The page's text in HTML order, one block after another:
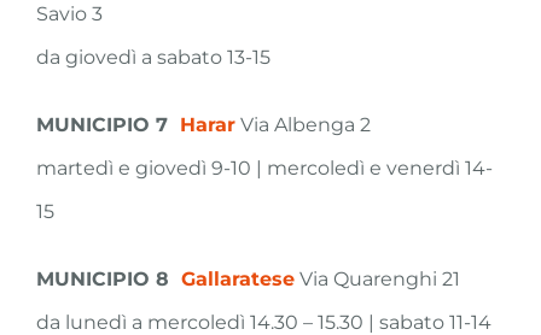
Savio 3
da giovedì a sabato 13-15
MUNICIPIO 7 Harar Via Albenga 2
martedì e giovedì 9-10 | mercoledì e venerdì 14-
15
MUNICIPIO 8 Gallaratese Via Quarenghi 21
da lunedì a mercoledì 14.30 – 15.30 | sabato 11-14